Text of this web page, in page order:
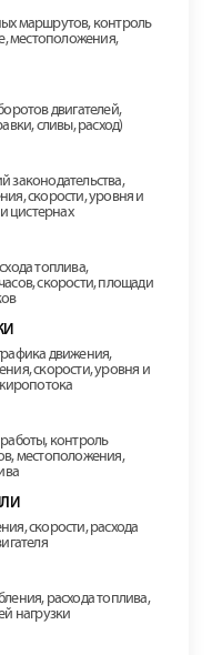
маршрутов, контроль
местоположения,
двигателей,
сливы, расход)
законодательства,
скорости, уровня и
цистернах
топлива,
скорости, площади
движения,
скорости, уровня и
контроль
местоположения,
скорости, расхода
расхода топлива,
нагрузки